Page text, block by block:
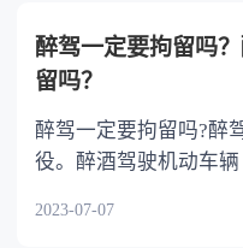
醉驾一定要拘留吗
留吗？
醉驾一定要拘留吗?醉
役。醉酒驾驶机动车辆
2023-07-07